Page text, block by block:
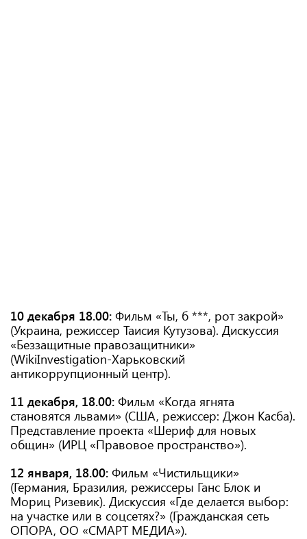
10 декабря 18.00: Фильм «Ты, б ***, рот закрой»
(Украина, режиссер Таисия Кутузова). Дискуссия
«Беззащитные правозащитники»
(WikiInvestigation-Харьковский
антикоррупционный центр).
11 декабря, 18.00: Фильм «Когда ягнята
становятся львами» (США, режиссер: Джон Касба).
Представление проекта «Шериф для новых
общин» (ИРЦ «Правовое пространство»).
12 января, 18.00: Фильм «Чистильщики»
(Германия, Бразилия, режиссеры Ганс Блок и
Мориц Ризевик). Дискуссия «Где делается выбор:
на участке или в соцсетях?» (Гражданская сеть
ОПОРА, ОО «СМАРТ МЕДИА»).